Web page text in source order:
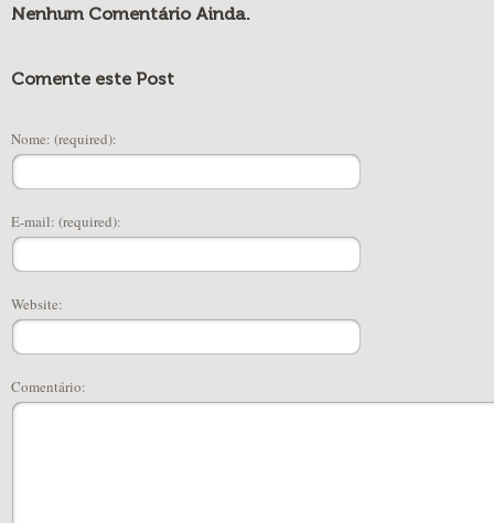
Nenhum Comentário Ainda.
Comente este Post
Nome: (required):
E-mail: (required):
Website:
Comentário: